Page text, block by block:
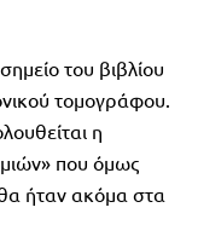
του βιβλίου
τομογράφου.
η
που όμως
ήταν ακόμα στα